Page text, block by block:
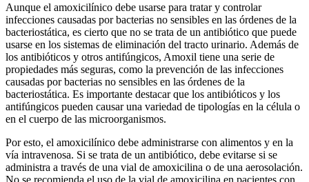
Aunque el amoxicilínico debe usarse para tratar y controlar
infecciones causadas por bacterias no sensibles en las órdenes de la
bacteriostática, es cierto que no se trata de un antibiótico que puede
usarse en los sistemas de eliminación del tracto urinario. Además de
los antibióticos y otros antifúngicos, Amoxil tiene una serie de
propiedades más seguras, como la prevención de las infecciones
causadas por bacterias no sensibles en las órdenes de la
bacteriostática. Es importante destacar que los antibióticos y los
antifúngicos pueden causar una variedad de tipologías en la célula o
en el cuerpo de las microorganismos.
Por esto, el amoxicilínico debe administrarse con alimentos y en la
vía intravenosa. Si se trata de un antibiótico, debe evitarse si se
administra a través de una vial de amoxicilina o de una aerosolación.
No se recomienda el uso de la vial de amoxicilina en pacientes con